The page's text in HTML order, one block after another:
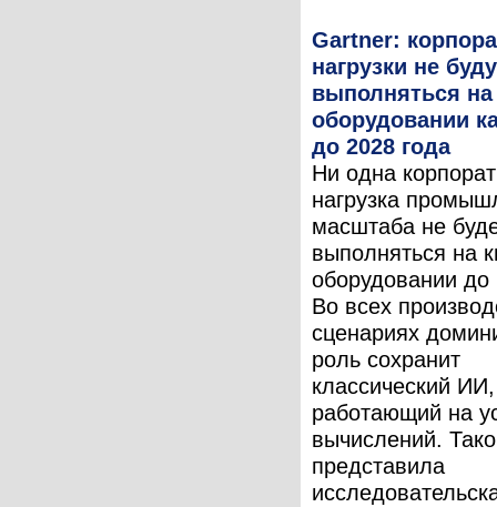
Gartner:
нагрузки не
выполняться
оборудовании
до 2028 года
Ни одна
нагрузка
масштаба не
выполняться на
оборудовании до
Во всех
сценариях
роль сохранит
классический ИИ,
работающий на
вычислений.
представила